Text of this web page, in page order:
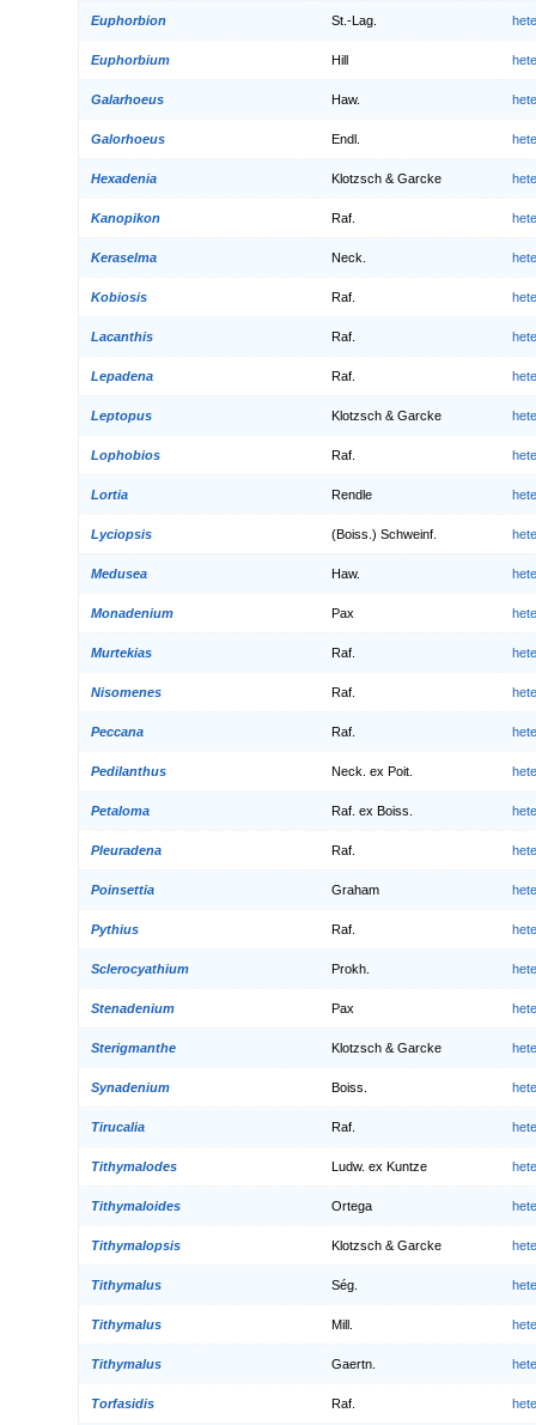
Euphorbion St.-Lag.
Euphorbium Hill
Galarhoeus Haw.
Galorhoeus Endl.
Hexadenia Klotzsch & Garcke
Kanopikon Raf.
Keraselma Neck.
Kobiosis Raf.
Lacanthis Raf.
Lepadena Raf.
Leptopus Klotzsch & Garcke
Lophobios Raf.
Lortia Rendle
Lyciopsis (Boiss.) Schweinf.
Medusea Haw.
Monadenium Pax
Murtekias Raf.
Nisomenes Raf.
Peccana Raf.
Pedilanthus Neck. ex Poit.
Petaloma Raf. ex Boiss.
Pleuradena Raf.
Poinsettia Graham
Pythius Raf.
Sclerocyathium Prokh.
Stenadenium Pax
Sterigmanthe Klotzsch & Garcke
Synadenium Boiss.
Tirucalia Raf.
Tithymalodes Ludw. ex Kuntze
Tithymaloides Ortega
Tithymalopsis Klotzsch & Garcke
Tithymalus Ség.
Tithymalus Mill.
Tithymalus Gaertn.
Torfasidis Raf.